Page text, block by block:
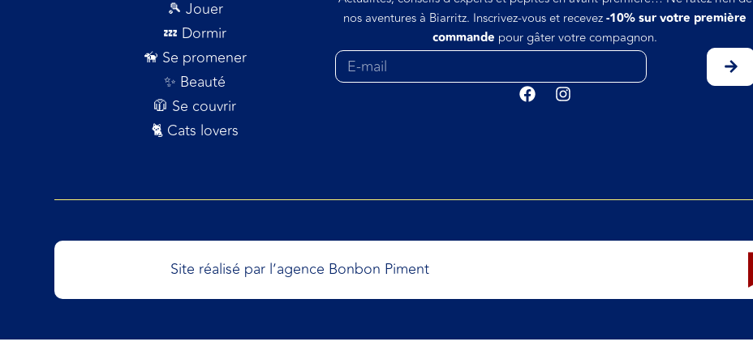
🎾 Jouer
💤 Dormir
🦮 Se promener
✨ Beauté
🧥 Se couvrir
🐈 Cats lovers
nos aventures à Biarritz. Inscrivez-vous et recevez-10% sur votre première
commande pour gâter votre compagnon.
Site réalisé par l’agence Bonbon Piment